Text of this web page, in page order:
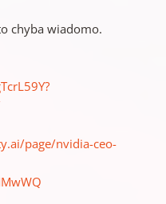
chyba wiadomo.
page/nvidia-ceo-